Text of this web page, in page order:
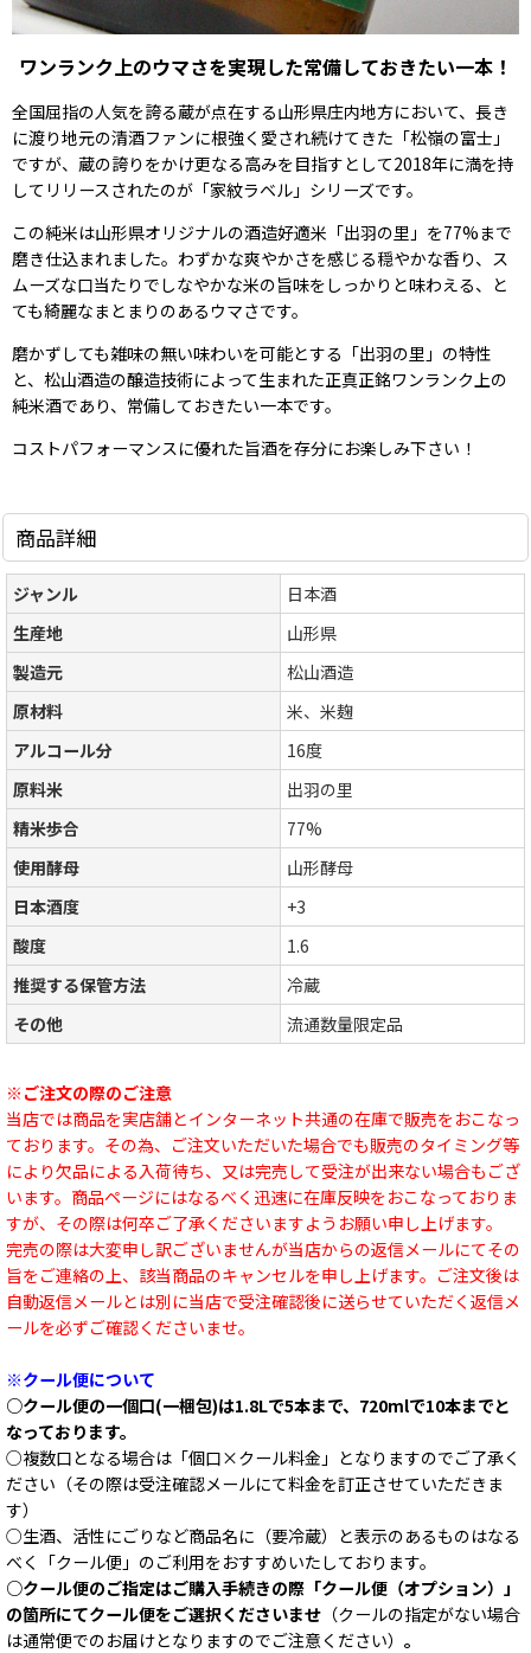
ワンランク上のウマさを実現した常備しておきたい一本！
全国屈指の人気を誇る蔵が点在する山形県庄内地方において、長き
に渡り地元の清酒ファンに根強く愛され続けてきた「松嶺の富士」
ですが、蔵の誇りをかけ更なる高みを目指すとして2018年に満を持
してリリースされたのが「家紋ラベル」シリーズです。
この純米は山形県オリジナルの酒造好適米「出羽の里」を77%まで
磨き仕込まれました。わずかな爽やかさを感じる穏やかな香り、ス
ムーズな口当たりでしなやかな米の旨味をしっかりと味わえる、と
ても綺麗なまとまりのあるウマさです。
磨かずしても雑味の無い味わいを可能とする「出羽の里」の特性
と、松山酒造の醸造技術によって生まれた正真正銘ワンランク上の
純米酒であり、常備しておきたい一本です。
コストパフォーマンスに優れた旨酒を存分にお楽しみ下さい！
商品詳細
ジャンル
日本酒
生産地
山形県
製造元
松山酒造
原材料
米、米麹
アルコール分
16度
原料米
出羽の里
精米歩合
77%
使用酵母
山形酵母
日本酒度
+3
酸度
1.6
推奨する保管方法
冷蔵
その他
流通数量限定品
※ご注文の際のご注意
当店では商品を実店舗とインターネット共通の在庫で販売をおこなっ
ております。その為、ご注文いただいた場合でも販売のタイミング等
により欠品による入荷待ち、又は完売して受注が出来ない場合もござ
います。商品ページにはなるべく迅速に在庫反映をおこなっておりま
すが、その際は何卒ご了承くださいますようお願い申し上げます。
完売の際は大変申し訳ございませんが当店からの返信メールにてその
旨をご連絡の上、該当商品のキャンセルを申し上げます。ご注文後は
自動返信メールとは別に当店で受注確認後に送らせていただく返信メ
ールを必ずご確認くださいませ。
※クール便について
○クール便の一個口(一梱包)は1.8Lで5本まで、720mlで10本までと
なっております。
○複数口となる場合は「個口×クール料金」となりますのでご了承く
ださい（その際は受注確認メールにて料金を訂正させていただきま
す）
○生酒、活性にごりなど商品名に（要冷蔵）と表示のあるものはなる
べく「クール便」のご利用をおすすめいたしております。
○クール便のご指定はご購入手続きの際「クール便（オプション）」
の箇所にてクール便をご選択くださいませ （クールの指定がない場合
は通常便でのお届けとなりますのでご注意ください） 。